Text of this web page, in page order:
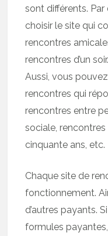
sont différents.
choisir le site qui
rencontres
rencontres d’un soir.
Aussi, vous
rencontres qui
rencontres entre
sociale,
cinquante ans, etc.
Chaque site de
fonctionnement.
d’autres payants.
formules